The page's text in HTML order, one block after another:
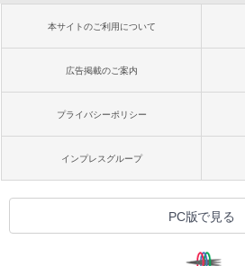
本サイトのご利用について
広告掲載のご案内
プライバシーポリシー
インプレスグループ
PC版で見る